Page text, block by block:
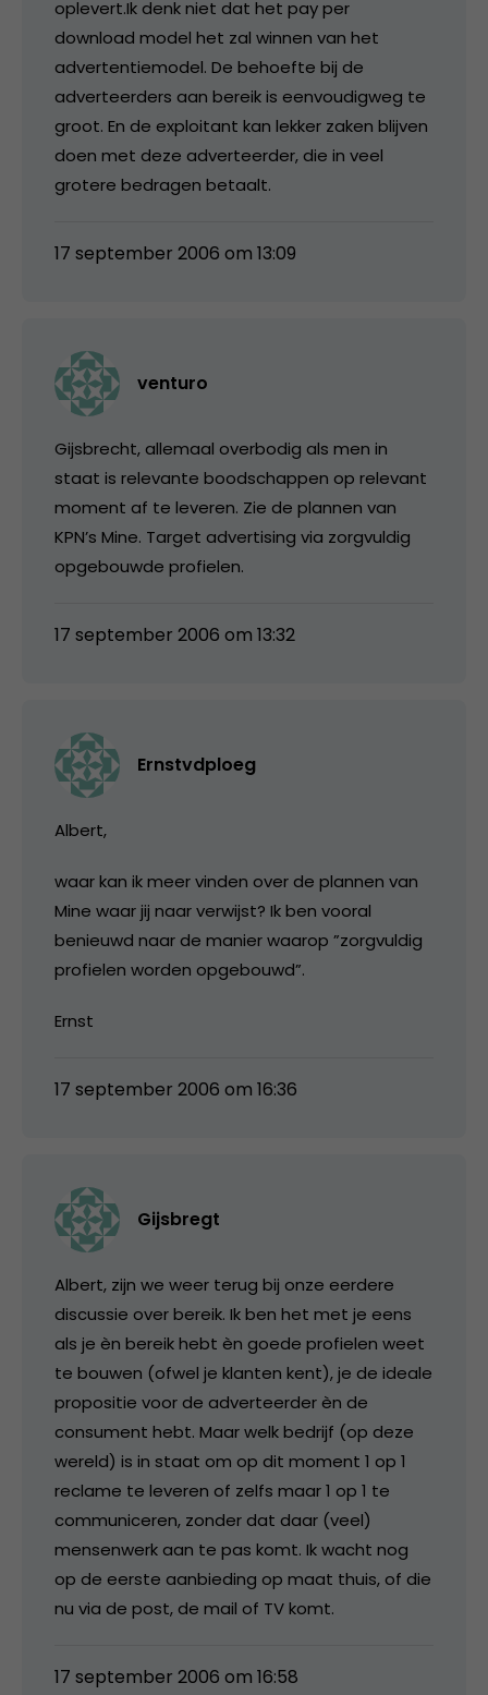
oplevert.Ik denk niet dat het pay per
download model het zal winnen van het
advertentiemodel. De behoefte bij de
adverteerders aan bereik is eenvoudigweg te
groot. En de exploitant kan lekker zaken blijven
doen met deze adverteerder, die in veel
grotere bedragen betaalt.
17 september 2006 om 13:09
venturo
Gijsbrecht, allemaal overbodig als men in
staat is relevante boodschappen op relevant
moment af te leveren. Zie de plannen van
KPN’s Mine. Target advertising via zorgvuldig
opgebouwde profielen.
17 september 2006 om 13:32
Ernstvdploeg
Albert,
waar kan ik meer vinden over de plannen van
Mine waar jij naar verwijst? Ik ben vooral
benieuwd naar de manier waarop ”zorgvuldig
profielen worden opgebouwd”.
Ernst
17 september 2006 om 16:36
Gijsbregt
Albert, zijn we weer terug bij onze eerdere
discussie over bereik. Ik ben het met je eens
als je èn bereik hebt èn goede profielen weet
te bouwen (ofwel je klanten kent), je de ideale
propositie voor de adverteerder èn de
consument hebt. Maar welk bedrijf (op deze
wereld) is in staat om op dit moment 1 op 1
reclame te leveren of zelfs maar 1 op 1 te
communiceren, zonder dat daar (veel)
mensenwerk aan te pas komt. Ik wacht nog
op de eerste aanbieding op maat thuis, of die
nu via de post, de mail of TV komt.
17 september 2006 om 16:58